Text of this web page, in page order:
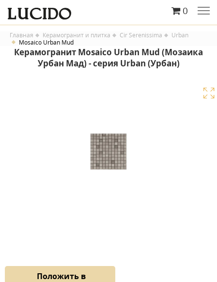
0
Главная Керамогранит и плитка Cir Serenissima
Urban
Mosaico Urban Mud
Керамогранит Mosaico Urban Mud (Мозаика
Урбан Мад) - серия Urban (Урбан)
Положить в